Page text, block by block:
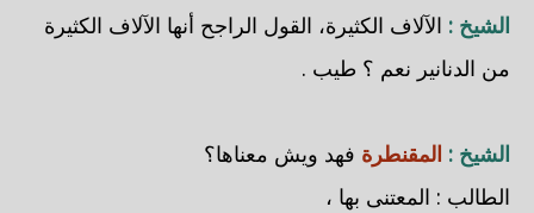
الشيخ : الآلاف الكثيرة، القول الراجح أنها الآلاف الكثيرة
من الدنانير نعم ؟ طيب .
الشيخ : المقنطرة فهد ويش معناها؟
الطالب : المعتنى بها ،